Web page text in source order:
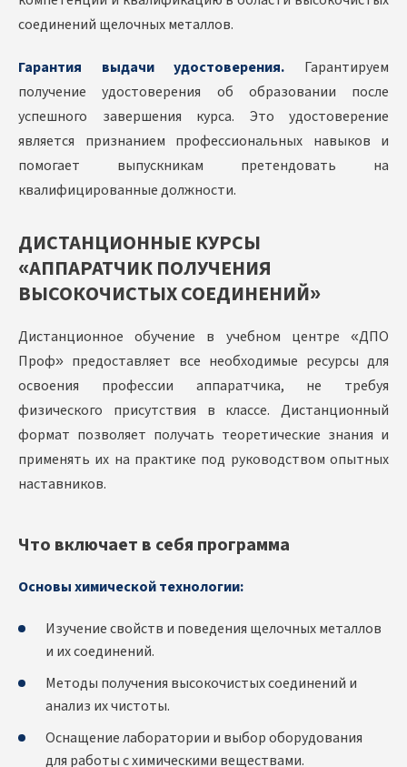
соединений щелочных металлов.
Гарантия выдачи удостоверения. Гарантируем
получение удостоверения об образовании после
успешного завершения курса. Это удостоверение
является признанием профессиональных навыков и
помогает выпускникам претендовать на
квалифицированные должности.
ДИСТАНЦИОННЫЕ КУРСЫ
«АППАРАТЧИК ПОЛУЧЕНИЯ
ВЫСОКОЧИСТЫХ СОЕДИНЕНИЙ»
Дистанционное обучение в учебном центре «ДПО
Проф» предоставляет все необходимые ресурсы для
освоения профессии аппаратчика, не требуя
физического присутствия в классе. Дистанционный
формат позволяет получать теоретические знания и
применять их на практике под руководством опытных
наставников.
Что включает в себя программа
Основы химической технологии:
Изучение свойств и поведения щелочных металлов
и их соединений.
Методы получения высокочистых соединений и
анализ их чистоты.
Оснащение лаборатории и выбор оборудования
для работы с химическими веществами.